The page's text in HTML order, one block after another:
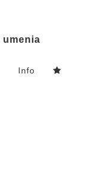
umenia
Info